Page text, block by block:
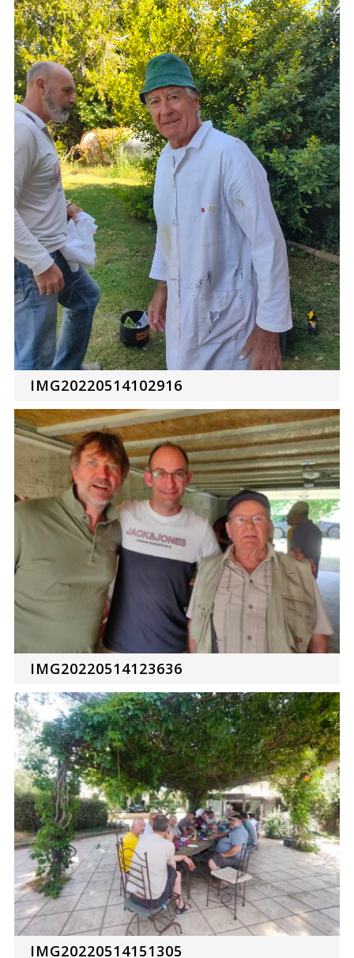
IMG20220514102916
IMG20220514123636
IMG20220514151305